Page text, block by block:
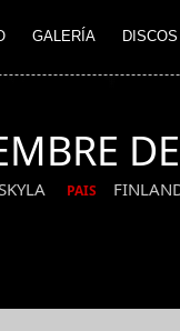
GALERÍA DISCOS
PAIS